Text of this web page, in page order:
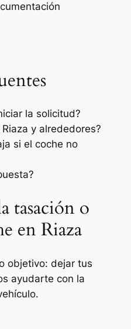
la solicitud?
y alrededores?
si el coche no
tasación o
en Riaza
objetivo: dejar tus
ayudarte con la